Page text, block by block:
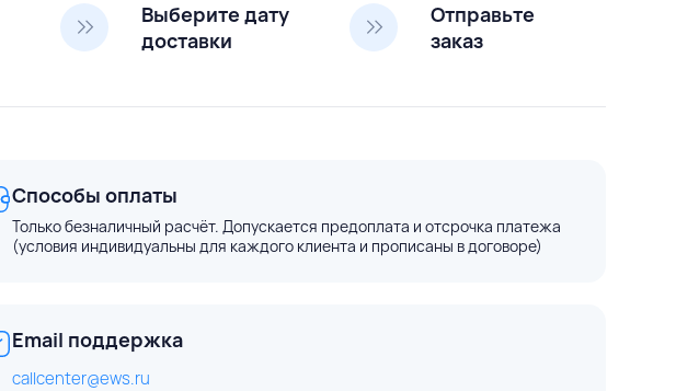
Выберите дату
доставки
Отправьте
заказ
Способы оплаты
Только безналичный расчёт. Допускается предоплата и отсрочка платежа
(условия индивидуальны для каждого клиента и прописаны в договоре)
Email поддержка
callcenter@ews.ru